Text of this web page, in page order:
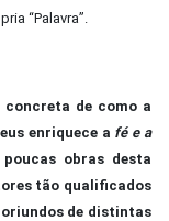
“Palavra”.
de como a
enriquece a fé e a
obras desta
tão qualificados
de distintas